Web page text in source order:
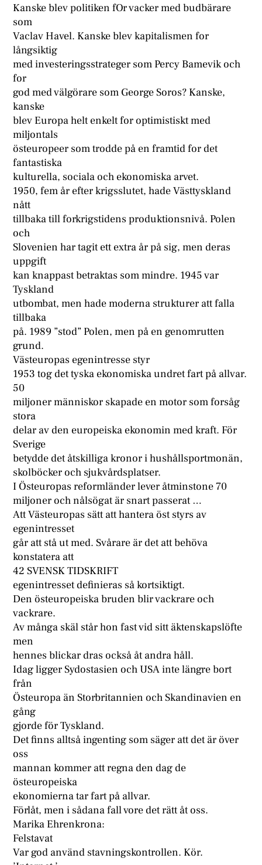
Kanske blev politiken fOr vacker med budbärare
som
Vaclav Havel. Kanske blev kapitalismen for
långsiktig
med investeringsstrateger som Percy Bamevik och
for
god med välgörare som George Soros? Kanske,
kanske
blev Europa helt enkelt for optimistiskt med
miljontals
östeuropeer som trodde på en framtid for det
fantastiska
kulturella, sociala och ekonomiska arvet.
1950, fem år efter krigsslutet, hade Västtyskland
nått
tillbaka till forkrigstidens produktionsnivå. Polen
och
Slovenien har tagit ett extra år på sig, men deras
uppgift
kan knappast betraktas som mindre. 1945 var
Tyskland
utbombat, men hade moderna strukturer att falla
tillbaka
på. 1989 ”stod” Polen, men på en genomrutten
grund.
Västeuropas egenintresse styr
1953 tog det tyska ekonomiska undret fart på allvar.
50
miljoner människor skapade en motor som forsåg
stora
delar av den europeiska ekonomin med kraft. För
Sverige
betydde det åtskilliga kronor i hushållsportmonän,
skolböcker och sjukvårdsplatser.
I Östeuropas reformländer lever åtminstone 70
miljoner och nålsögat är snart passerat …
Att Västeuropas sätt att hantera öst styrs av
egenintresset
går att stå ut med. Svårare är det att behöva
konstatera att
42 SVENSK TIDSKRIFT
egenintresset definieras så kortsiktigt.
Den östeuropeiska bruden blir vackrare och
vackrare.
Av många skäl står hon fast vid sitt äktenskapslöfte
men
hennes blickar dras också åt andra håll.
Idag ligger Sydostasien och USA inte längre bort
från
Östeuropa än Storbritannien och Skandinavien en
gång
gjorde för Tyskland.
Det finns alltså ingenting som säger att det är över
oss
mannan kommer att regna den dag de
östeuropeiska
ekonomierna tar fart på allvar.
Förlåt, men i sådana fall vore det rätt åt oss.
Marika Ehrenkrona:
Felstavat
Var god använd stavningskontrollen. Kör.